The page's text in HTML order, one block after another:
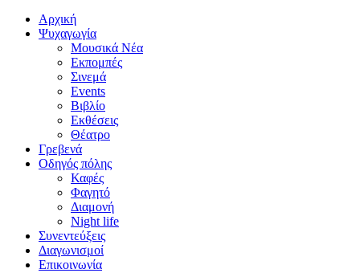
Αρχική
Ψυχαγωγία
Μουσικά Νέα
Εκπομπές
Σινεμά
Events
Βιβλίο
Εκθέσεις
Θέατρο
Γρεβενά
Οδηγός πόλης
Καφές
Φαγητό
Διαμονή
Night life
Συνεντεύξεις
Διαγωνισμοί
Επικοινωνία